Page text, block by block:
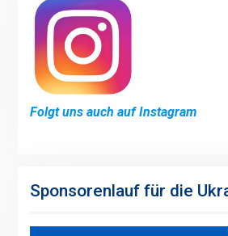
Folgt uns auch auf Instagram
Sponsorenlauf für die